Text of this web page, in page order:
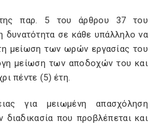
παρ. 5 του άρθρου 37 του
δυνατότητα σε κάθε υπάλληλο να
μείωση των ωρών εργασίας του
μείωση των αποδοχών του και
πέντε (5) έτη.
για μειωμένη απασχόληση
διαδικασία που προβλέπεται και